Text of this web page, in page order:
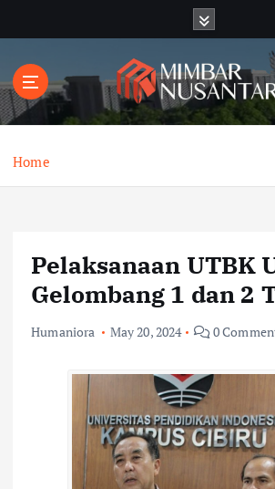
t
o
Home
Pelaksanaan UTBK
Gelombang 1 dan 2
Humaniora May 20, 2024 0